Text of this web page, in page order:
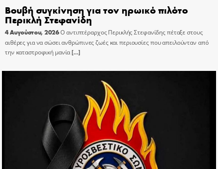
Βουβή συγκίνηση για τον ηρωικό πιλότο
Περικλή Στεφανίδη
4 Αυγούστου, 2026Ο αντιπτέραρχος Περικλής Στεφανίδης πέταξε στους
αιθέρες για να σώσει ανθρώπινες ζωές και περιουσίες που απειλούνταν από
την καταστροφική μανία[…]